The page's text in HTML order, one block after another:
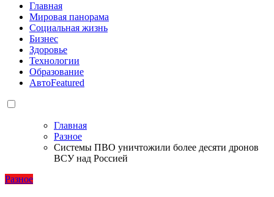
Главная
Мировая панорама
Социальная жизнь
Бизнес
Здоровье
Технологии
Образование
АвтоFeatured
Главная
Разное
Системы ПВО уничтожили более десяти дронов
ВСУ над Россией
Разное